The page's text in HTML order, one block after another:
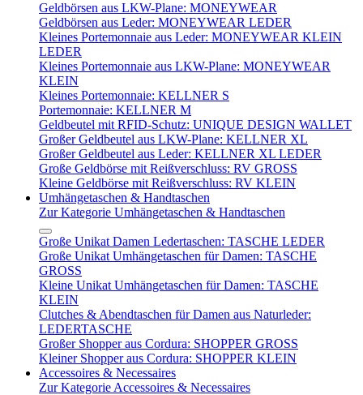
Geldbörsen aus LKW-Plane: MONEYWEAR
Geldbörsen aus Leder: MONEYWEAR LEDER
Kleines Portemonnaie aus Leder: MONEYWEAR KLEIN
LEDER
Kleines Portemonnaie aus LKW-Plane: MONEYWEAR
KLEIN
Kleines Portemonnaie: KELLNER S
Portemonnaie: KELLNER M
Geldbeutel mit RFID-Schutz: UNIQUE DESIGN WALLET
Großer Geldbeutel aus LKW-Plane: KELLNER XL
Großer Geldbeutel aus Leder: KELLNER XL LEDER
Große Geldbörse mit Reißverschluss: RV GROSS
Kleine Geldbörse mit Reißverschluss: RV KLEIN
Umhängetaschen & Handtaschen
Zur Kategorie Umhängetaschen & Handtaschen
Große Unikat Damen Ledertaschen: TASCHE LEDER
Große Unikat Umhängetaschen für Damen: TASCHE
GROSS
Kleine Unikat Umhängetaschen für Damen: TASCHE
KLEIN
Clutches & Abendtaschen für Damen aus Naturleder:
LEDERTASCHE
Großer Shopper aus Cordura: SHOPPER GROSS
Kleiner Shopper aus Cordura: SHOPPER KLEIN
Accessoires & Necessaires
Zur Kategorie Accessoires & Necessaires